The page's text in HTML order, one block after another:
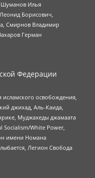
Шуманов Илья
Борисович,
Смирнов Владимир
Герман
Федерации
освобождения,
джихад, Аль-Каида,
Муджахеды джамаата
White Power,
имени Номана
Легион Свобода